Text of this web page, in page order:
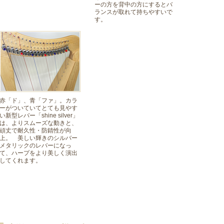
ーの方を背中の方にするとバ
ランスが取れて持ちやすいで
す。
赤「ド」、青「ファ」。カラ
ーがついていてとても見やす
い新型レバー「shine silver」
は、よりスムーズな動きと、
頑丈で耐久性・防錆性が向
上。 美しい輝きのシルバー
メタリックのレバーになっ
て、ハープをより美しく演出
してくれます。